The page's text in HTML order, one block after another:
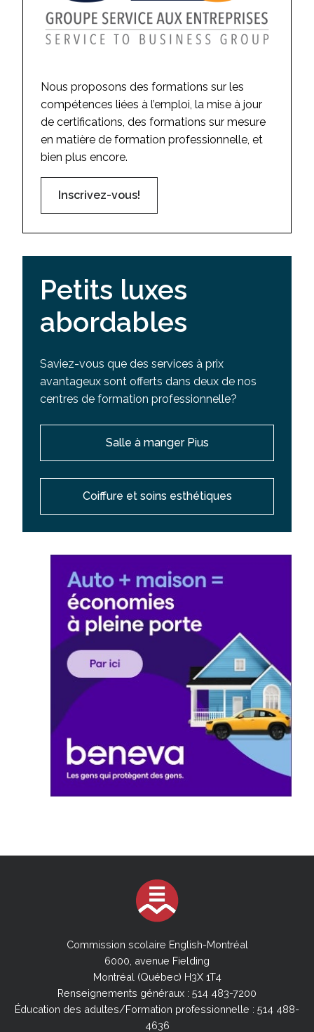
Nous proposons des formations sur les
compétences liées à l’emploi, la mise à jour
de certifications, des formations sur mesure
en matière de formation professionnelle, et
bien plus encore.
Inscrivez-vous!
Petits luxes
abordables
Saviez-vous que des services à prix
avantageux sont offerts dans deux de nos
centres de formation professionnelle?
Salle à manger Pius
Coiffure et soins esthétiques
Commission scolaire English-Montréal
6000, avenue Fielding
Montréal (Québec) H3X 1T4
Renseignements généraux : 514 483-7200
Éducation des adultes/Formation professionnelle : 514 488-
4636